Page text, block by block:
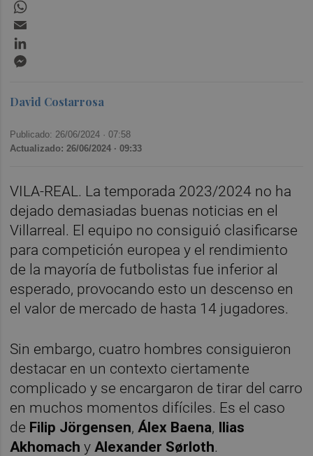
David Costarrosa
Publicado: 26/06/2024 ·07:58
Actualizado: 26/06/2024 · 09:33
VILA-REAL. La temporada 2023/2024 no ha
dejado demasiadas buenas noticias en el
Villarreal. El equipo no consiguió clasificarse
para competición europea y el rendimiento
de la mayoría de futbolistas fue inferior al
esperado, provocando esto un descenso en
el valor de mercado de hasta 14 jugadores.
Sin embargo, cuatro hombres consiguieron
destacar en un contexto ciertamente
complicado y se encargaron de tirar del carro
en muchos momentos difíciles. Es el caso
de Filip Jörgensen, Álex Baena, Ilias
Akhomach y Alexander Sørloth.